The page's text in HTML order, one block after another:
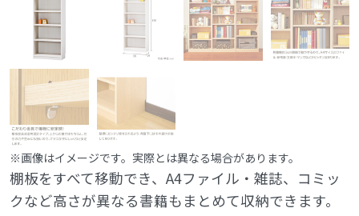
※画像はイメージです。実際とは異なる場合があります。
棚板をすべて移動でき、A4ファイル・雑誌、コミッ
クなど高さが異なる書籍もまとめて収納できます。